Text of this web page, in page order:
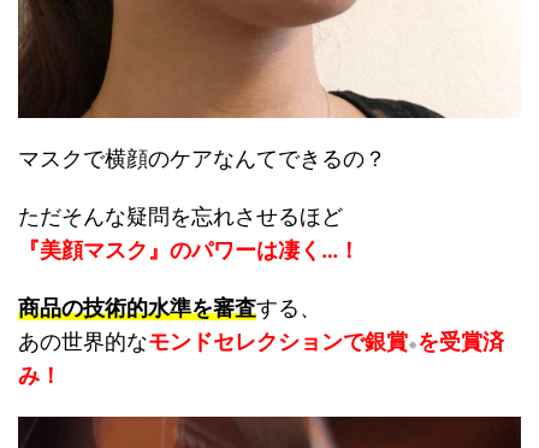
マスクで横顔のケアなんてできるの？
ただそんな疑問を忘れさせるほど
『美顔マスク』のパワーは凄く…！
商品の技術的水準を審査する、
あの世界的なモンドセレクションで銀賞※を受賞済
み！